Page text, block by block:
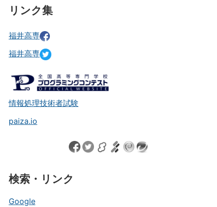
リンク集
福井高専
福井高専
情報処理技術者試験
paiza.io
検索・リンク
Google